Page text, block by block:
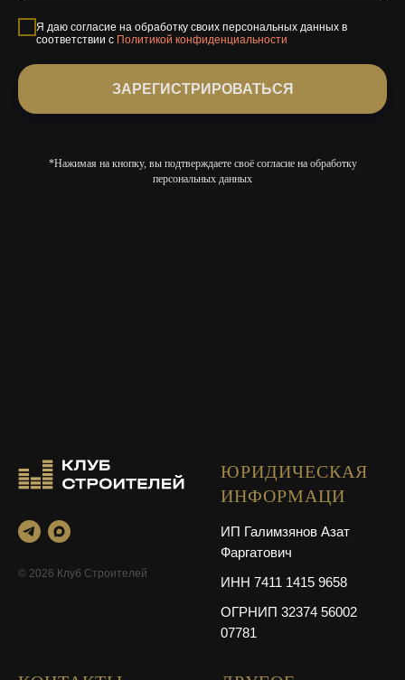
Я даю согласие на обработку своих персональных данных в
соответствии с Политикой конфиденциальности
ЗАРЕГИСТРИРОВАТЬСЯ
*Нажимая на кнопку, вы подтверждаете своё согласие на обработку
персональных данных
© 2026 Клуб Строителей
ЮРИДИЧЕСКАЯ
ИНФОРМАЦИ
ИП Галимзянов Азат
Фаргатович
ИНН 7411 1415 9658
ОГРНИП 32374 56002
07781